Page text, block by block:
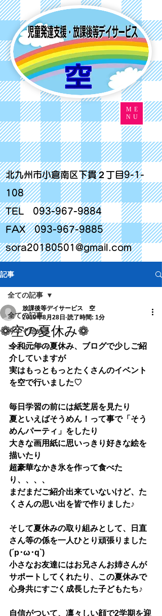
北九州市小倉南区下貫２丁目9-1-
108
TEL
093-967-9884
FAX093-967-9885
sora20180501@gmail.com
ME
NU
記事
全ての記事
今すぐ始める
コミュニティ
全ての記事
❁空の夏休み❁
放課後等デイサービス 空
2019年8月28日 読了時間: 1分
令和元年の夏休み、ブログで少しご紹
介していますが
実はもっともっとたくさんのイベント
を空で行いました♡
毎日学習の前には紙芝居を見たり
夏といえばそうめん！って事で「そう
めんパーティ」をしたり
大きな画用紙に思いっきり好きな絵を
描いたり
超豪華なかき氷を作って食べた
り、、、、
まだまだご紹介出来ていないけど、た
くさんの思い出を皆で作りました♪
そして夏休みの取り組みとして、日直
さん等の係を一人ひとり頑張りました
(´p･ω･q`)
小さなお友達にはお兄さんお姉さんが
サポートしてくれたり、この夏休みで
心身共にすごく成長した子どもたち♪
自信がついて、凛々しい顔で2学期を迎